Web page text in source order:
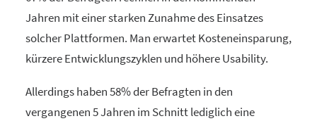
Jahren mit einer starken Zunahme des Einsatzes
solcher Plattformen. Man erwartet Kosteneinsparung,
kürzere Entwicklungszyklen und höhere Usability.
Allerdings haben 58% der Befragten in den
vergangenen 5 Jahren im Schnitt lediglich eine